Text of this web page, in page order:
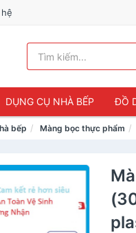
DỤNG CỤ NHÀ BẾP ĐỒ
bếp Màng bọc thực phẩm